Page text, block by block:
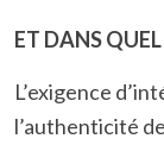
ET DANS
L’exigence
l’authenticité